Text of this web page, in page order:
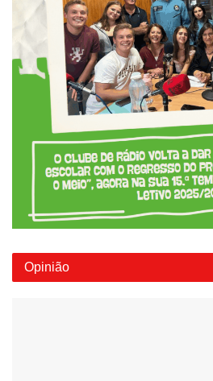
Opinião